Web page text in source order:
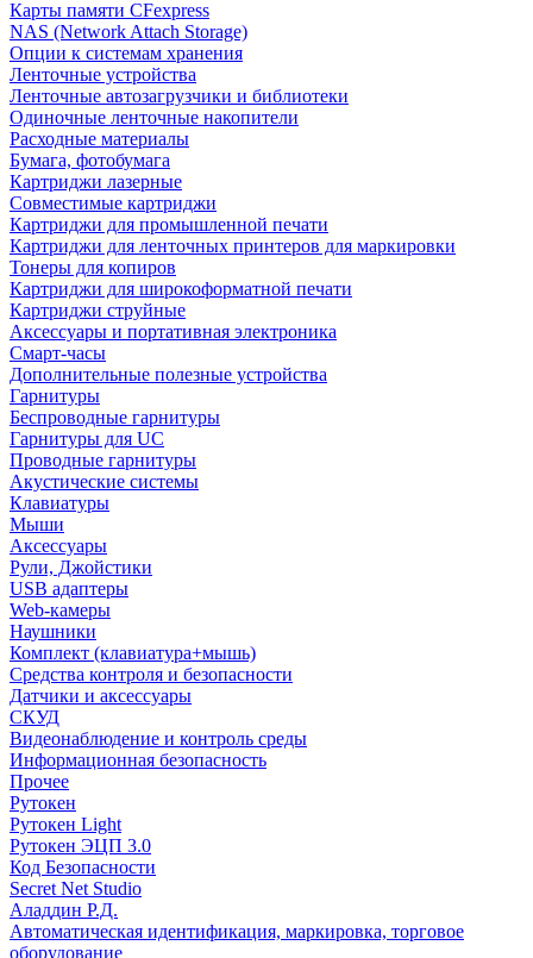
Карты памяти CFexpress
NAS (Network Attach Storage)
Опции к системам хранения
Ленточные устройства
Ленточные автозагрузчики и библиотеки
Одиночные ленточные накопители
Расходные материалы
Бумага, фотобумага
Картриджи лазерные
Совместимые картриджи
Картриджи для промышленной печати
Картриджи для ленточных принтеров для маркировки
Тонеры для копиров
Картриджи для широкоформатной печати
Картриджи струйные
Аксессуары и портативная электроника
Смарт-часы
Дополнительные полезные устройства
Гарнитуры
Беспроводные гарнитуры
Гарнитуры для UC
Проводные гарнитуры
Акустические системы
Клавиатуры
Мыши
Аксессуары
Рули, Джойстики
USB адаптеры
Web-камеры
Наушники
Комплект (клавиатура+мышь)
Средства контроля и безопасности
Датчики и аксессуары
СКУД
Видеонаблюдение и контроль среды
Информационная безопасность
Прочее
Рутокен
Рутокен Light
Рутокен ЭЦП 3.0
Код Безопасности
Secret Net Studio
Аладдин Р.Д.
Автоматическая идентификация, маркировка, торговое
оборудование